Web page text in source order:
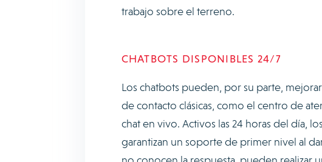
trabajo sobre el terreno.
CHATBOTS DISPONIBLES 24/7
Los chatbots pueden, por su parte,
de contacto clásicas, como el centro de
chat en vivo. Activos las 24 horas del día,
garantizan un soporte de primer nivel al